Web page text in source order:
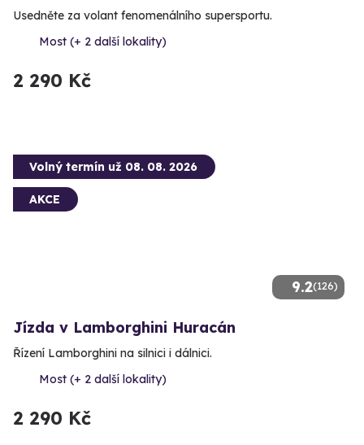
Usedněte za volant fenomenálního supersportu.
Most (+ 2 další lokality)
2 290 Kč
9.2(126)
Volný termín už 08. 08. 2026
AKCE
Jízda v Lamborghini Huracán
Řízení Lamborghini na silnici i dálnici.
Most (+ 2 další lokality)
2 290 Kč